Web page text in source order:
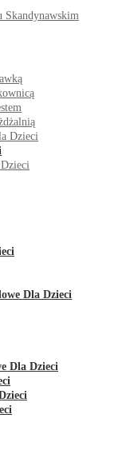
Dzieci
Dla Dzieci
Dla Dzieci